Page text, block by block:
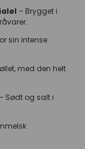
– Brygget i
sin intense
med den helt
– Sødt og salt i